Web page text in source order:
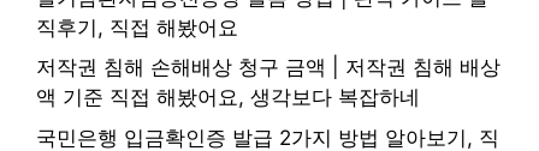
직후기, 직접 해봤어요
저작권 침해 손해배상 청구 금액 | 저작권 침해 배상
액 기준 직접 해봤어요, 생각보다 복잡하네
국민은행 입금확인증 발급 2가지 방법 알아보기, 직